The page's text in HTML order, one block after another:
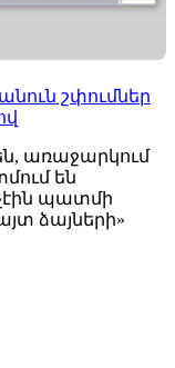
շփումներ
առաջարկում
են
պատմի
ձայների»